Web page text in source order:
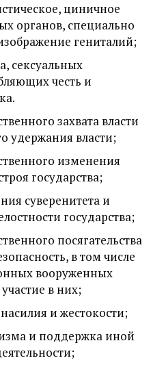
циничное
органов, специально
гениталий;
сексуальных
честь и
захвата власти
удержания власти;
изменения
государства;
суверенитета и
государства;
посягательства
в том числе
вооруженных
в них;
и жестокости;
и поддержка иной